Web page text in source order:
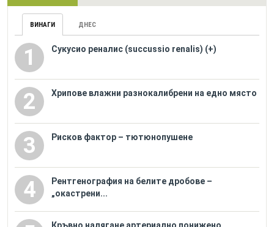
ВИНАГИ ДНЕС
1 Сукусио реналис (succussio renalis) (+)
2 Хрипове влажни разнокалибрени на едно място
3 Рисков фактор – тютюнопушене
4
Рентгенография на белите дробове –
„окастрени...